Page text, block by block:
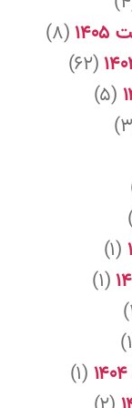
(۸)
(۶۲)
(۵)
(۱)
(۱)
(۱)